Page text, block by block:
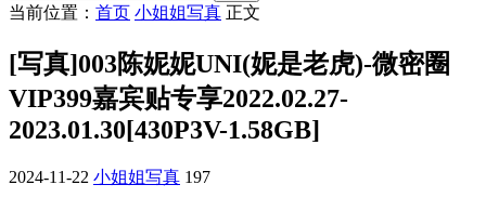
当前位置： 首页 小姐姐写真 正文
[写真]003陈妮妮UNI(妮是老虎)-微密圈
VIP399嘉宾贴专享2022.02.27-
2023.01.30[430P3V-1.58GB]
2024-11-22 小姐姐写真 197